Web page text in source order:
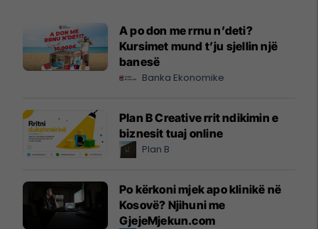
A po don me rrnu n’deti?
Kursimet mund t’ju sjellin një
banesë
Banka Ekonomike
Plan B Creative rrit ndikimin e
biznesit tuaj online
Plan B
Po kërkoni mjek apo klinikë në
Kosovë? Njihuni me
GjejeMjekun.com